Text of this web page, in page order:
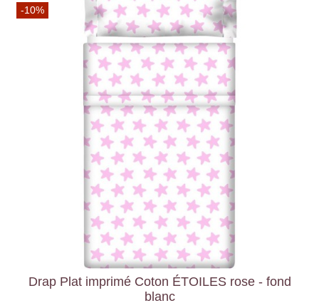
-10%
Drap Plat imprimé Coton ÉTOILES rose - fond
blanc